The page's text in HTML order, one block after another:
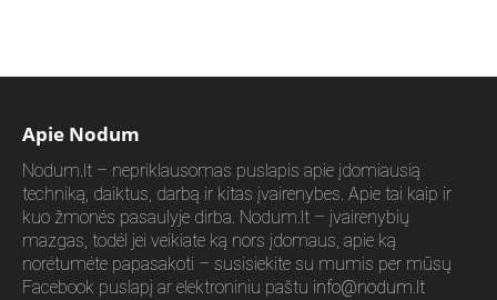
Apie Nodum
Nodum.lt – nepriklausomas puslapis apie įdomiausią
techniką, daiktus, darbą ir kitas įvairenybes. Apie tai kaip ir
kuo žmonės pasaulyje dirba. Nodum.lt – įvairenybių
mazgas, todėl jei veikiate ką nors įdomaus, apie ką
norėtumėte papasakoti – susisiekite su mumis per mūsų
Facebook puslapį ar elektroniniu paštu info@nodum.lt